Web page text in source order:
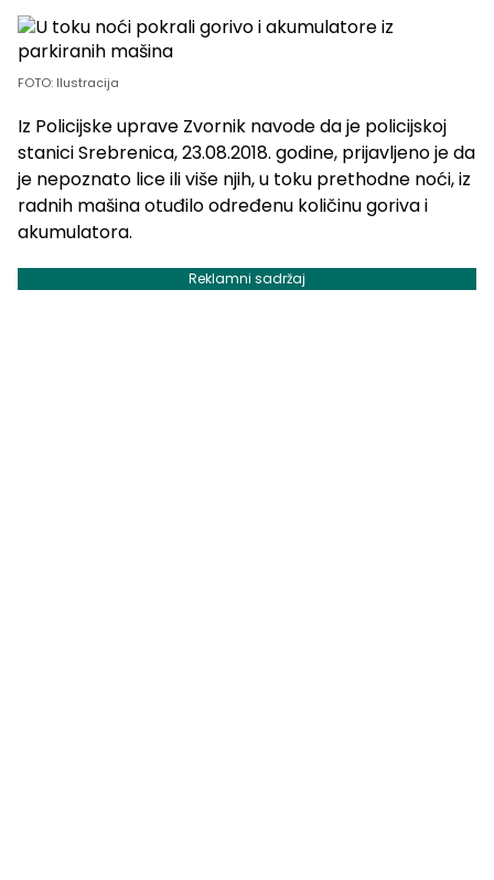
FOTO: Ilustracija
Iz Policijske uprave Zvornik navode da je policijskoj
stanici Srebrenica, 23.08.2018. godine, prijavljeno je da
je nepoznato lice ili više njih, u toku prethodne noći, iz
radnih mašina otuđilo određenu količinu goriva i
akumulatora.
Reklamni sadržaj